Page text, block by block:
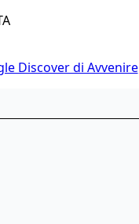
Discover di Avvenire